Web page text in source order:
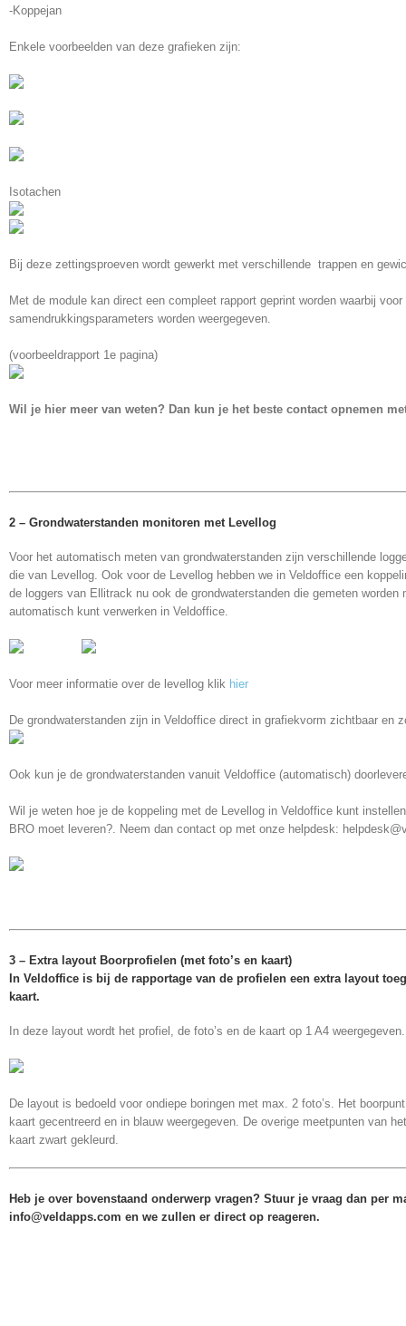
-Koppejan
Enkele voorbeelden van deze grafieken zijn:
Isotachen
Bij deze zettingsproeven wordt gewerkt met verschillende trappen en
Met de module kan direct een compleet rapport geprint worden waarbij
samendrukkingsparameters worden weergegeven.
(voorbeeldrapport 1e pagina)
Wil je hier meer van weten? Dan kun je het beste contact opnemen
2 – Grondwaterstanden monitoren met Levellog
Voor het automatisch meten van grondwaterstanden zijn verschillende
die van Levellog. Ook voor de Levellog hebben we in Veldoffice een
de loggers van Ellitrack nu ook de grondwaterstanden die gemeten worden
automatisch kunt verwerken in Veldoffice.
Voor meer informatie over de levellog klik hier
De grondwaterstanden zijn in Veldoffice direct in grafiekvorm zichtbaar en
Ook kun je de grondwaterstanden vanuit Veldoffice (automatisch)
Wil je weten hoe je de koppeling met de Levellog in Veldoffice kunt
BRO moet leveren?. Neem dan contact op met onze helpdesk:
3 – Extra layout Boorprofielen (met foto’s en kaart)
In Veldoffice is bij de rapportage van de profielen een extra layout
kaart.
In deze layout wordt het profiel, de foto’s en de kaart op 1 A4 weergegeven.
De layout is bedoeld voor ondiepe boringen met max. 2 foto’s. Het
kaart gecentreerd en in blauw weergegeven. De overige meetpunten van
kaart zwart gekleurd.
Heb je over bovenstaand onderwerp vragen? Stuur je vraag dan per
info@veldapps.com en we zullen er direct op reageren.